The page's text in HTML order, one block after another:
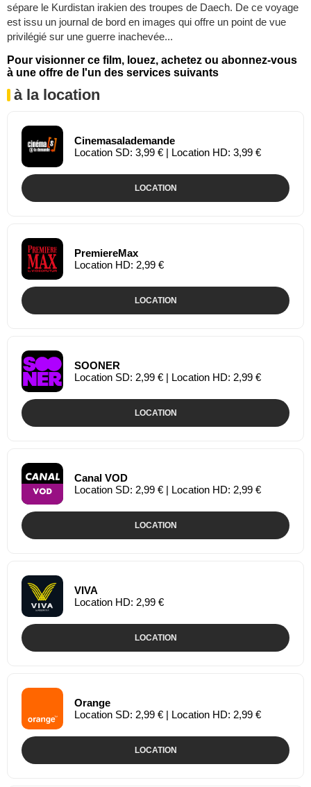
sépare le Kurdistan irakien des troupes de Daech. De ce voyage
est issu un journal de bord en images qui offre un point de vue
privilégié sur une guerre inachevée...
Pour visionner ce film, louez, achetez ou abonnez-vous
à une offre de l'un des services suivants
à la location
Cinemasalademande
Location SD: 3,99 € | Location HD: 3,99 €
LOCATION
PremiereMax
Location HD: 2,99 €
LOCATION
SOONER
Location SD: 2,99 € | Location HD: 2,99 €
LOCATION
Canal VOD
Location SD: 2,99 € | Location HD: 2,99 €
LOCATION
VIVA
Location HD: 2,99 €
LOCATION
Orange
Location SD: 2,99 € | Location HD: 2,99 €
LOCATION